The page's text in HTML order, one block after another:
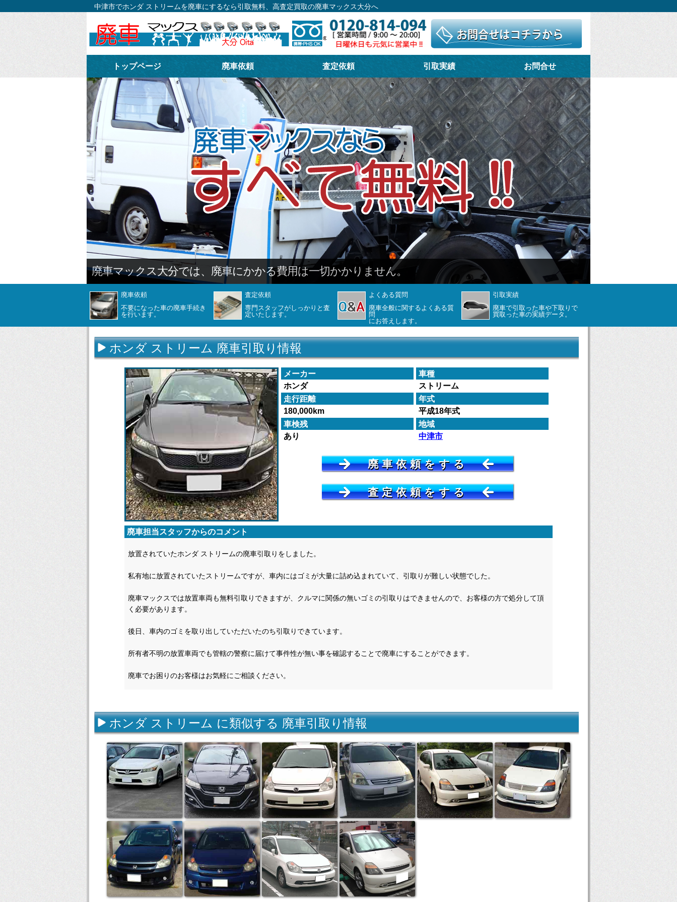
中津市でホンダ ストリームを廃車にするなら引取無料、高査定買取の廃車マックス大分へ
トップページ 廃車依頼 査定依頼 引取実績 お問合せ
廃車依頼
不要になった車の廃車手続き
を行います。
査定依頼
専門スタッフがしっかりと査
定いたします。
よくある質問
廃車全般に関するよくある質
問
にお答えします。
引取実績
廃車で引取った車や下取りで
買取った車の実績データ。
ホンダ ストリーム 廃車引取り情報
メーカー
車種
ホンダ
ストリーム
走行距離
年式
180,000km
平成18年式
車検残
地域
あり
中津市
廃車担当スタッフからのコメント
放置されていたホンダ ストリームの廃車引取りをしました。
私有地に放置されていたストリームですが、車内にはゴミが大量に詰め込まれていて、引取りが難しい状態でした。
廃車マックスでは放置車両も無料引取りできますが、クルマに関係の無いゴミの引取りはできませんので、お客様の方で処分して頂
く必要があります。
後日、車内のゴミを取り出していただいたのち引取りできています。
所有者不明の放置車両でも管轄の警察に届けて事件性が無い事を確認することで廃車にすることができます。
廃車でお困りのお客様はお気軽にご相談ください。
廃車依頼をする
査定依頼をする
ホンダ ストリーム に類似する 廃車引取り情報